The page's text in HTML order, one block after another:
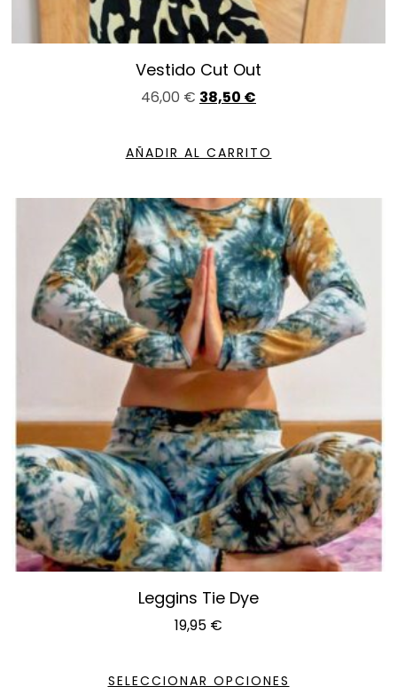
Vestido Cut Out
46,00 € 38,50 €
AÑADIR AL CARRITO
Leggins Tie Dye
19,95 €
SELECCIONAR OPCIONES